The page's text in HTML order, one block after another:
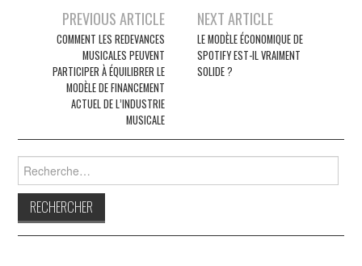
Navigation
articles
PREVIOUS ARTICLE
COMMENT LES REDEVANCES
MUSICALES PEUVENT
PARTICIPER À ÉQUILIBRER LE
MODÈLE DE FINANCEMENT
ACTUEL DE L’INDUSTRIE
MUSICALE
NEXT ARTICLE
LE MODÈLE ÉCONOMIQUE DE
SPOTIFY EST-IL VRAIMENT
SOLIDE ?